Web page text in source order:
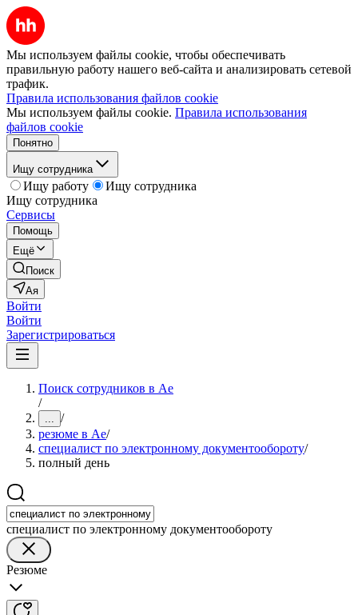
Мы используем файлы cookie, чтобы обеспечивать
правильную работу нашего веб-сайта и анализировать сетевой
трафик.
Правила использования файлов cookie
Мы используем файлы cookie. Правила использования
файлов cookie
Понятно
Ищу сотрудника
Ищу работу
Ищу сотрудника
Ищу сотрудника
Сервисы
Помощь
Ещё
Поиск
Ая
Войти
Войти
Зарегистрироваться
Поиск сотрудников в Ае
/
... /
резюме в Ае/
специалист по электронному документообороту/
полный день
специалист по электронному документообороту
Резюме